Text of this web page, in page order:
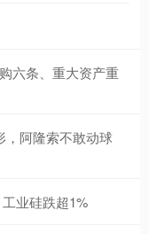
六条、重大资产重
，阿隆索不敢动球
业硅跌超1%